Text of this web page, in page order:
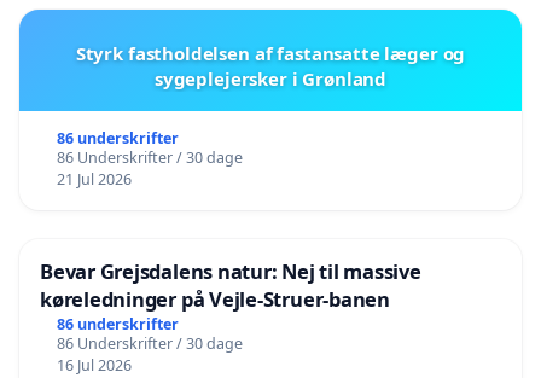
Styrk fastholdelsen af fastansatte læger og
sygeplejersker i Grønland
86 underskrifter
86 Underskrifter / 30 dage
21 Jul 2026
Bevar Grejsdalens natur: Nej til massive
køreledninger på Vejle-Struer-banen
86 underskrifter
86 Underskrifter / 30 dage
16 Jul 2026